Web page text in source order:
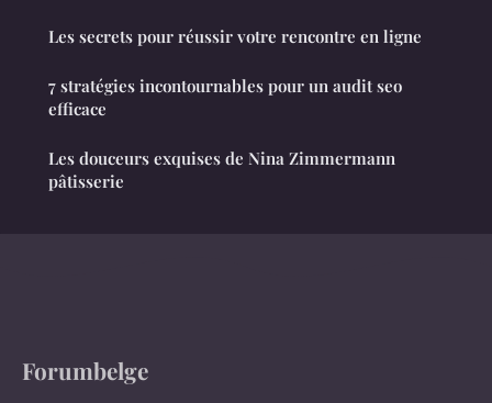
Les secrets pour réussir votre rencontre en ligne
7 stratégies incontournables pour un audit seo
efficace
Les douceurs exquises de Nina Zimmermann
pâtisserie
Forumbelge